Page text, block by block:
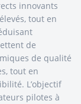
innovants
tout en
de
de qualité
tout en
L’objectif
pilotes à